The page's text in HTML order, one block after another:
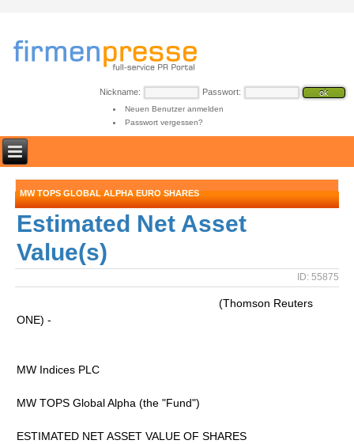
Nickname: Passwort:
Neuen Benutzer anmelden
Passwort vergessen?
MW TOPS GLOBAL ALPHA EURO SHARES
Estimated Net Asset
Value(s)
ID: 55875
(Thomson Reuters
ONE) -
MW Indices PLC
MW TOPS Global Alpha (the "Fund")
ESTIMATED NET ASSET VALUE OF SHARES